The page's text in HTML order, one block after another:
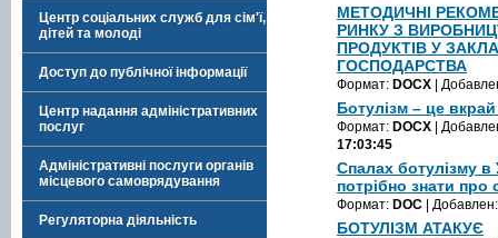
Центр соціальних служб для сім'ї,
дітей та молоді
Доступ до публічної інформації
Центр надання адміністративних
послуг
Адміністративні послуги органів
місцевого самоврядування
Регуляторна діяльність
МЕТОДИЧНІ
РИНКУ З
ПРОДУКТІВ У
ГОСПОДАРСТВА
Формат: DOCX |
Ботулізм – це
Формат: DOCX |
17:03:45
Спалах ботулізму в
потрібно знати
Формат: DOC |
БОТУЛІЗМ АТАКУЄ